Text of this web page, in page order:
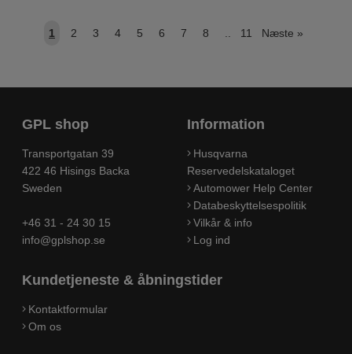
1 2 3 4 5 6 7 8 .. 11 Næste »
GPL shop
Transportgatan 39
422 46 Hisings Backa
Sweden
+46 31 - 24 30 15
info@gplshop.se
Information
Husqvarna
Reservedelskataloget
Automower Help Center
Databeskyttelsespolitik
Vilkår & info
Log ind
Kundetjeneste & åbningstider
Kontaktformular
Om os